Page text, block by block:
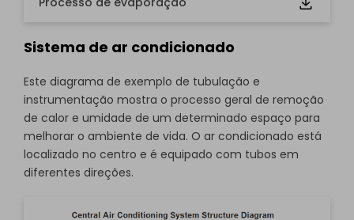
Sistema de ar condicionado
Este diagrama de exemplo de tubulação e
instrumentação mostra o processo geral de remoção
de calor e umidade de um determinado espaço para
melhorar o ambiente de vida. O ar condicionado está
localizado no centro e é equipado com tubos em
diferentes direções.